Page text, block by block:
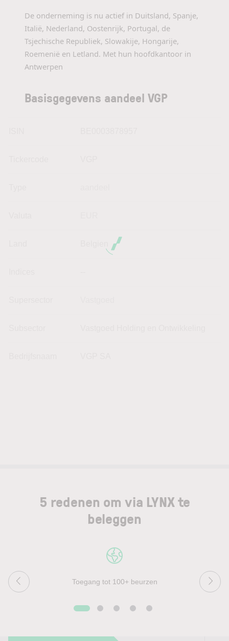
De onderneming is nu actief in Duitsland, Spanje,
Italië, Nederland, Oostenrijk, Portugal, de
Tsjechische Republiek, Slowakije, Hongarije,
Roemenië en Letland. Met hun hoofdkantoor in
Antwerpen
Basisgegevens aandeel VGP
5 redenen om via LYNX te
beleggen
Toegang tot 100+ beurzen